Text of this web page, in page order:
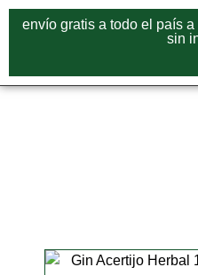
envío gratis a todo el país
sin